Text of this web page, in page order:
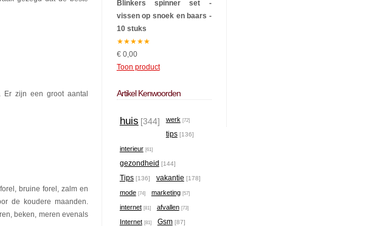
Er zijn een groot aantal
bruine forel, zalm en
de koudere maanden.
beken, meren evenals
Blinkers spinner set -
vissen op snoek en baars -
10 stuks
★★★★★
€ 0,00
Toon product
Artikel Kenwoorden
huis [344] werk [72]
tips [136]
interieur [61]
gezondheid [144]
Tips [136] vakantie [178]
mode [74] marketing [57]
internet [81] afvallen [73]
Internet [81] Gsm [87]